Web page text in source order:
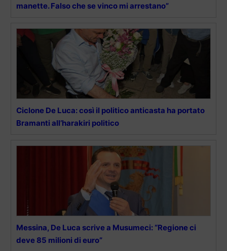
manette. Falso che se vinco mi arrestano”
Ciclone De Luca: così il politico anticasta ha portato
Bramanti all’harakiri politico
Messina, De Luca scrive a Musumeci: “Regione ci
deve 85 milioni di euro”